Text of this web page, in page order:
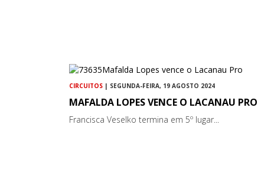
CIRCUITOS | SEGUNDA-FEIRA, 19 AGOSTO 2024
MAFALDA LOPES VENCE O LACANAU PRO
Francisca Veselko termina em 5º lugar...